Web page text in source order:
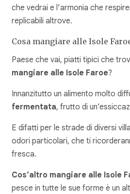
che vedrai e l’armonia che
replicabili altrove.
Cosa mangiare alle Isole
Paese che vai, piatti tipici che
mangiare alle Isole Faroe?
Innanzitutto un alimento molto
fermentata, frutto di
E difatti per le strade di diversi
odori particolari, che ti
fresca.
Cos’altro mangiare alle Isole
pesce in tutte le sue forme è un